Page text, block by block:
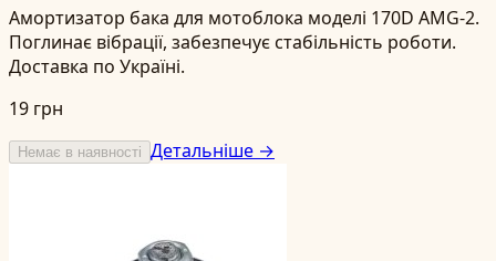
Амортизатор бака для мотоблока моделі 170D AMG-2.
Поглинає вібрації, забезпечує стабільність роботи.
Доставка по Україні.
19 грн
Немає в наявності Детальніше →